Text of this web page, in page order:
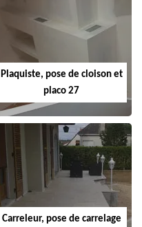
Plaquiste, pose de cloison et
placo 27
Carreleur, pose de carrelage